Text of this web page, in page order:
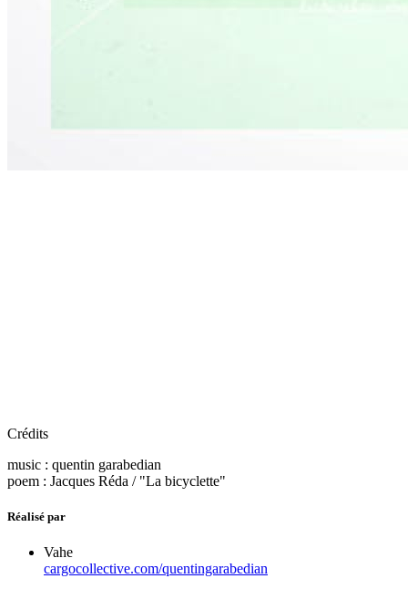
Crédits
music : quentin garabedian
poem : Jacques Réda / "La bicyclette"
Réalisé par
Vahe
cargocollective.com/quentingarabedian